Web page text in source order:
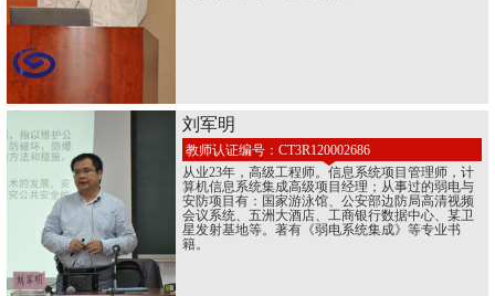
刘军明
教师认证编号：CT3R120002686
从业23年，高级工程师。信息系统项目管理师，计
算机信息系统集成高级项目经理；从事过的弱电与
安防项目有：国家游泳馆、公安部边防局高清视频
会议系统、五洲大酒店、工商银行数据中心、某卫
星发射基地等。著有《弱电系统集成》等专业书
籍。